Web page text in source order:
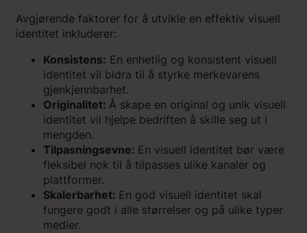
Avgjørende faktorer for å utvikle en effektiv visuell
identitet inkluderer:
Konsistens: En enhetlig og konsistent visuell
identitet vil bidra til å styrke merkevarens
gjenkjennbarhet.
Originalitet: Å skape en original og unik visuell
identitet vil hjelpe bedriften å skille seg ut i
mengden.
Tilpasningsevne: En visuell identitet bør være
fleksibel nok til å tilpasses ulike kanaler og
plattformer.
Skalerbarhet: En god visuell identitet skal
fungere godt i alle størrelser og på ulike typer
medier.